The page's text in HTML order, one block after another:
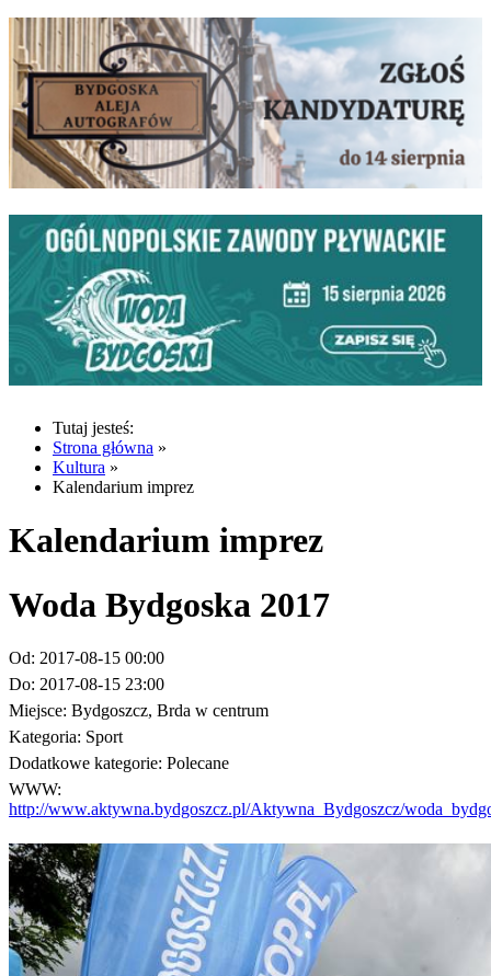
Tutaj jesteś:
Strona główna »
Kultura »
Kalendarium imprez
Kalendarium imprez
Woda Bydgoska 2017
Od: 2017-08-15 00:00
Do: 2017-08-15 23:00
Miejsce: Bydgoszcz, Brda w centrum
Kategoria: Sport
Dodatkowe kategorie: Polecane
WWW:
http://www.aktywna.bydgoszcz.pl/Aktywna_Bydgoszcz/